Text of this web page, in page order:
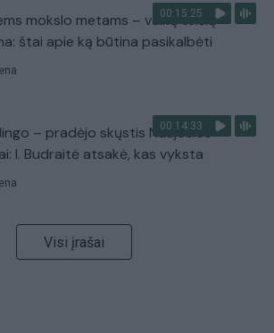
00:15:25
mokslo metams – vaikų teisių
štai apie ką būtina pasikalbėti
00:14:33
– pradėjo skųstis Naujosios
I. Budraitė atsakė, kas vyksta
Visi įrašai